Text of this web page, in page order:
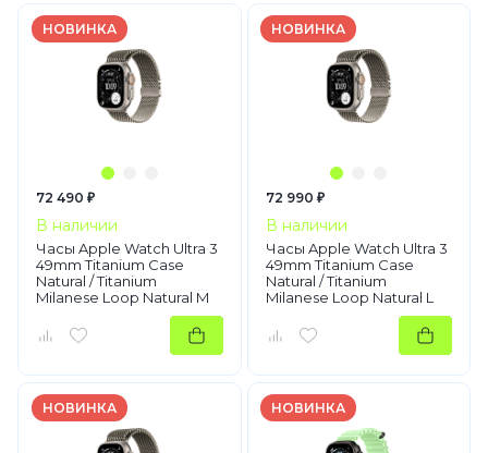
НОВИНКА
72 490 ₽
В наличии
Часы Apple Watch Ultra 3
49mm Titanium Case
Natural / Titanium
Milanese Loop Natural M
НОВИНКА
72 990 ₽
В наличии
Часы Apple Watch Ultra 3
49mm Titanium Case
Natural / Titanium
Milanese Loop Natural L
НОВИНКА НОВИНКА